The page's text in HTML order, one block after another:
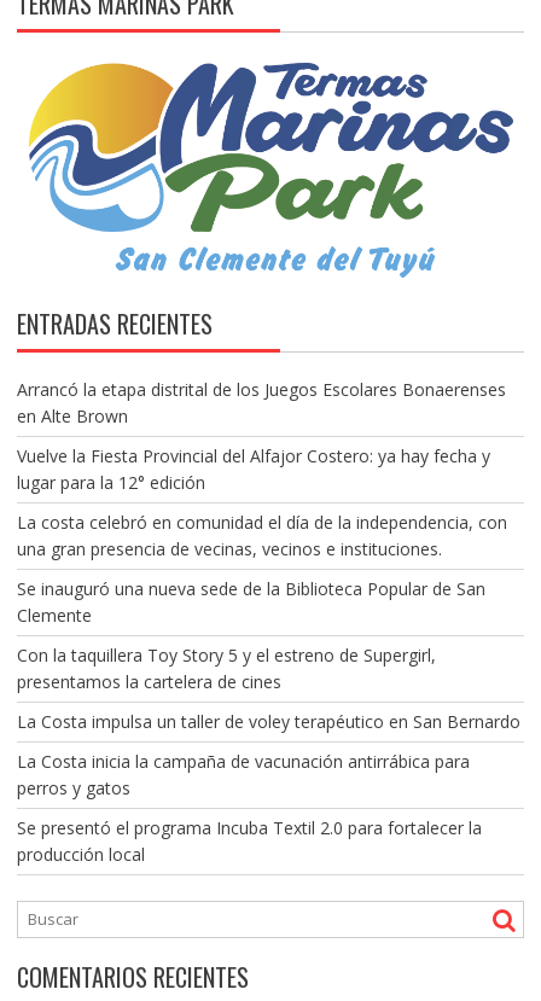
ENTRADAS RECIENTES
Arrancó la etapa distrital de los Juegos Escolares Bonaerenses
en Alte Brown
Vuelve la Fiesta Provincial del Alfajor Costero: ya hay fecha y
lugar para la 12° edición
La costa celebró en comunidad el día de la independencia, con
una gran presencia de vecinas, vecinos e instituciones.
Se inauguró una nueva sede de la Biblioteca Popular de San
Clemente
Con la taquillera Toy Story 5 y el estreno de Supergirl,
presentamos la cartelera de cines
La Costa impulsa un taller de voley terapéutico en San Bernardo
La Costa inicia la campaña de vacunación antirrábica para
perros y gatos
Se presentó el programa Incuba Textil 2.0 para fortalecer la
producción local
COMENTARIOS RECIENTES